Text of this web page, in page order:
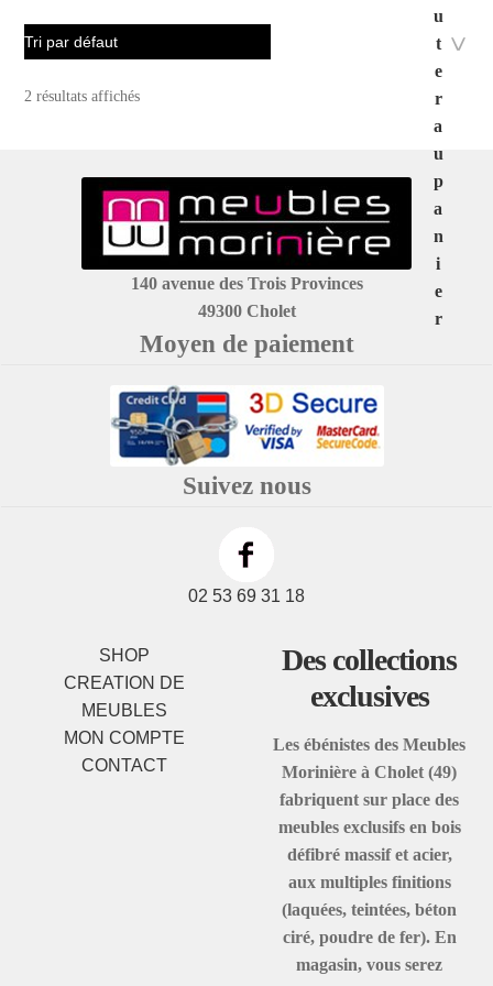
u
t
e
r
a
u
p
a
n
i
e
r
2 résultats affichés
140 avenue des Trois Provinces
49300 Cholet
Moyen de paiement
Suivez nous
02 53 69 31 18
SHOP
CREATION DE
MEUBLES
MON COMPTE
CONTACT
Des collections
exclusives
Les ébénistes des Meubles
Morinière à Cholet (49)
fabriquent sur place des
meubles exclusifs en bois
défibré massif et acier,
aux multiples finitions
(laquées, teintées, béton
ciré, poudre de fer). En
magasin, vous serez